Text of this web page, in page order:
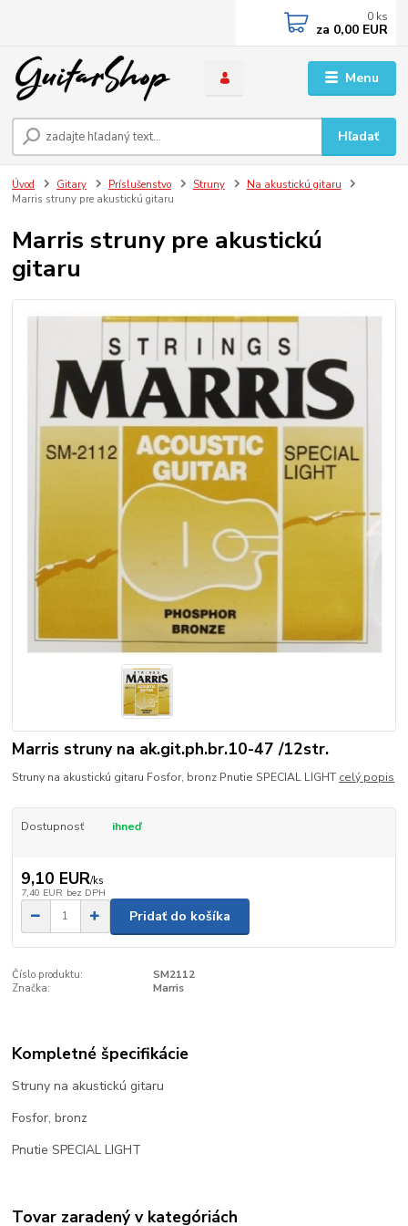
Menu
Hľadať
0 ks
za 0,00 EUR
Úvod Gitary Príslušenstvo Struny
Na akustickú gitaru
Marris struny pre akustickú gitaru
Marris struny pre akustickú
gitaru
Marris struny na ak.git.ph.br.10-47 /12str.
Struny na akustickú gitaru Fosfor, bronz Pnutie SPECIAL LIGHT celý popis
Dostupnosť ihneď
9,10 EUR/ks
7,40 EUR bez DPH
Pridať do košíka
Číslo produktu:
SM2112
Značka:
Marris
Kompletné špecifikácie
Struny na akustickú gitaru
Fosfor, bronz
Pnutie SPECIAL LIGHT
Tovar zaradený v kategóriách